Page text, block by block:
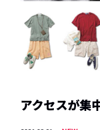
アクセスが集